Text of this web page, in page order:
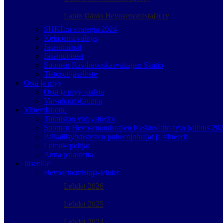
Lapin läänin Hevosenomistajat ry
SHKL:n strategia 2024
Keinoemovälitys
Jäsenmäärät
Jäsentuotteet
Suomen Ravihevoskasvattajien Säätiö
Tietosuojaseloste
Osta ja myy
Osta ja myy -palsta
Varsahuutokauppa
Yhteydenotto
Toimiston yhteystiedot
Suomen Hevosenomistajien Keskusliitto ry:n hallitus
Paikallisyhdistysten puheenjohtajat ja sihteerit
Lomakepohjat
Anna palautetta
Jäsenille
Hevosenomistaja-lehdet
Lehdet 2026
Lehdet 2025